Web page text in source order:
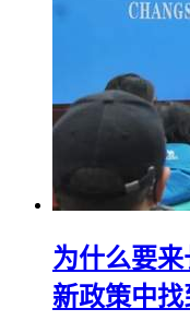
为什么要
新政策中找